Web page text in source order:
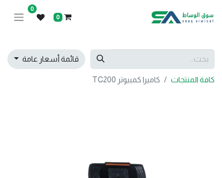
0
0
قائمة أسعار عامة
كافة المنتجات كاميرا كمبيوتر TC200